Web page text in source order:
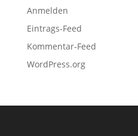
Anmelden
Eintrags-Feed
Kommentar-Feed
WordPress.org